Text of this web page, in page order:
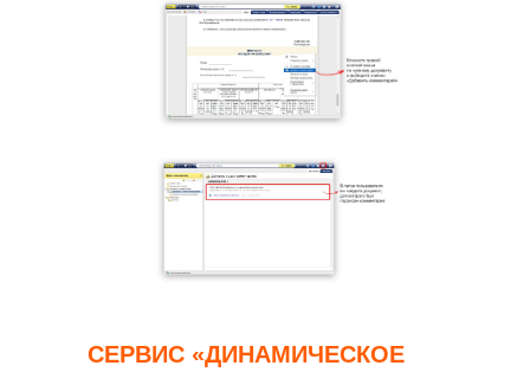
СЕРВИС «ДИНАМИЧЕСКОЕ